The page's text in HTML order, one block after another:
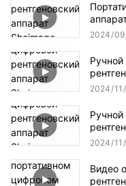
2024 09
SHO-
2024 11
SHO-
2024 11
Видео